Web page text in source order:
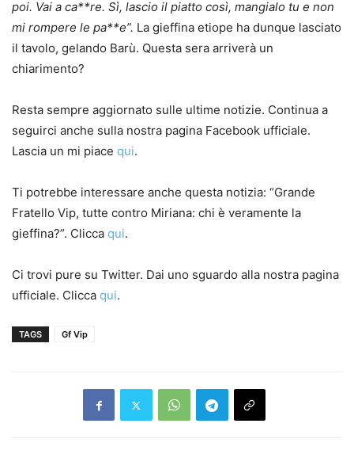
poi. Vai a ca**re. Sì, lascio il piatto così, mangialo tu e non
mi rompere le pa**e”. La gieffina etiope ha dunque lasciato
il tavolo, gelando Barù. Questa sera arriverà un
chiarimento?
Resta sempre aggiornato sulle ultime notizie. Continua a
seguirci anche sulla nostra pagina Facebook ufficiale.
Lascia un mi piace qui.
Ti potrebbe interessare anche questa notizia: “Grande
Fratello Vip, tutte contro Miriana: chi è veramente la
gieffina?”. Clicca qui.
Ci trovi pure su Twitter. Dai uno sguardo alla nostra pagina
ufficiale. Clicca qui.
TAGS Gf Vip